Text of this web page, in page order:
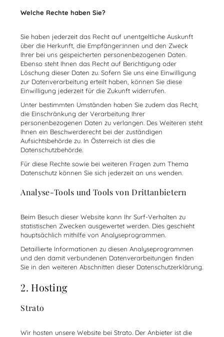
Welche Rechte haben Sie?
Sie haben jederzeit das Recht auf unentgeltliche Auskunft
über die Herkunft, die Empfänger:innen und den Zweck
Ihrer bei uns gespeicherten personenbezogenen Daten.
Ebenso steht Ihnen das Recht auf Berichtigung oder
Löschung dieser Daten zu. Sofern Sie uns eine Einwilligung
zur Datenverarbeitung erteilt haben, können Sie diese
Einwilligung jederzeit für die Zukunft widerrufen.
Unter bestimmten Umständen haben Sie zudem das Recht,
die Einschränkung der Verarbeitung Ihrer
personenbezogenen Daten zu verlangen. Des Weiteren steht
Ihnen ein Beschwerderecht bei der zuständigen
Aufsichtsbehörde zu. In Österreich ist dies die
Datenschutzbehörde.
Für diese Rechte sowie bei weiteren Fragen zum Thema
Datenschutz können Sie sich jederzeit an uns wenden.
Analyse-Tools und Tools von Drittanbietern
Beim Besuch dieser Website kann Ihr Surf-Verhalten zu
statistischen Zwecken ausgewertet werden. Dies geschieht
hauptsächlich mithilfe von Analyseprogrammen.
Detaillierte Informationen zu diesen Analyseprogrammen
und den damit verbundenen Datenverarbeitungen finden
Sie in den weiteren Abschnitten dieser Datenschutzerklärung.
2. Hosting
Strato
Wir hosten unsere Website bei Strato. Der Anbieter ist die